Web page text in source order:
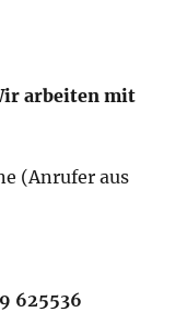
arbeiten mit
(Anrufer aus
625536